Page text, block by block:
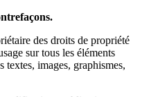
des droits de propriété
sur tous les éléments
textes, images, graphismes,